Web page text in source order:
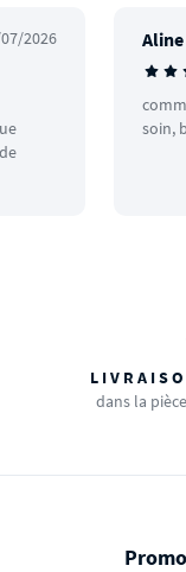
2026
soin,
dans la